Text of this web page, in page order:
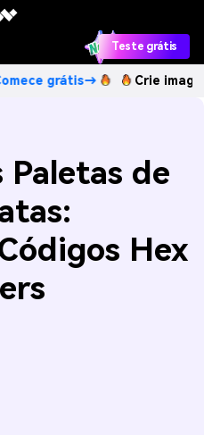
Teste grátis
Crie imagens com
Paletas de
Hex